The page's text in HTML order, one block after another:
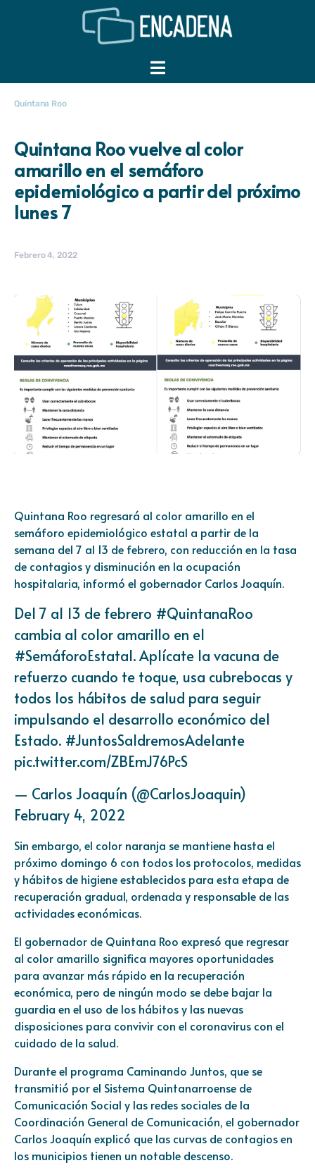
Quintana Roo
Quintana Roo vuelve al color
amarillo en el semáforo
epidemiológico a partir del próximo
lunes 7
Febrero 4, 2022
Quintana Roo regresará al color amarillo en el
semáforo epidemiológico estatal a partir de la
semana del 7 al 13 de febrero, con reducción en la tasa
de contagios y disminución en la ocupación
hospitalaria, informó el gobernador Carlos Joaquín.
Del 7 al 13 de febrero #QuintanaRoo
cambia al color amarillo en el
#SemáforoEstatal. Aplícate la vacuna de
refuerzo cuando te toque, usa cubrebocas y
todos los hábitos de salud para seguir
impulsando el desarrollo económico del
Estado. #JuntosSaldremosAdelante
pic.twitter.com/ZBEmJ76PcS
— Carlos Joaquín (@CarlosJoaquin)
February 4, 2022
Sin embargo, el color naranja se mantiene hasta el
próximo domingo 6 con todos los protocolos, medidas
y hábitos de higiene establecidos para esta etapa de
recuperación gradual, ordenada y responsable de las
actividades económicas.
El gobernador de Quintana Roo expresó que regresar
al color amarillo significa mayores oportunidades
para avanzar más rápido en la recuperación
económica, pero de ningún modo se debe bajar la
guardia en el uso de los hábitos y las nuevas
disposiciones para convivir con el coronavirus con el
cuidado de la salud.
Durante el programa Caminando Juntos, que se
transmitió por el Sistema Quintanarroense de
Comunicación Social y las redes sociales de la
Coordinación General de Comunicación, el gobernador
Carlos Joaquín explicó que las curvas de contagios en
los municipios tienen un notable descenso.